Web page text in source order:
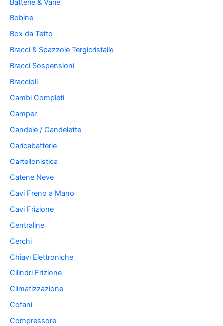
Batterie & Varie
Bobine
Box da Tetto
Bracci & Spazzole Tergicristallo
Bracci Sospensioni
Braccioli
Cambi Completi
Camper
Candele / Candelette
Caricabatterie
Cartellonistica
Catene Neve
Cavi Freno a Mano
Cavi Frizione
Centraline
Cerchi
Chiavi Elettroniche
Cilindri Frizione
Climatizzazione
Cofani
Compressore